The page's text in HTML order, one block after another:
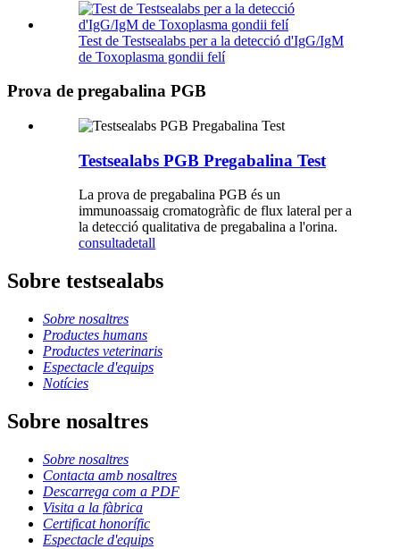
Test de Testsealabs per a la detecció d'IgG/IgM
de Toxoplasma gondii felí
Prova de pregabalina PGB
Testsealabs PGB Pregabalina Test
La prova de pregabalina PGB és un
immunoassaig cromatogràfic de flux lateral per a
la detecció qualitativa de pregabalina a l'orina.
consultadetall
Sobre testsealabs
Sobre nosaltres
Productes humans
Productes veterinaris
Espectacle d'equips
Notícies
Sobre nosaltres
Sobre nosaltres
Contacta amb nosaltres
Descarrega com a PDF
Visita a la fàbrica
Certificat honorífic
Espectacle d'equips